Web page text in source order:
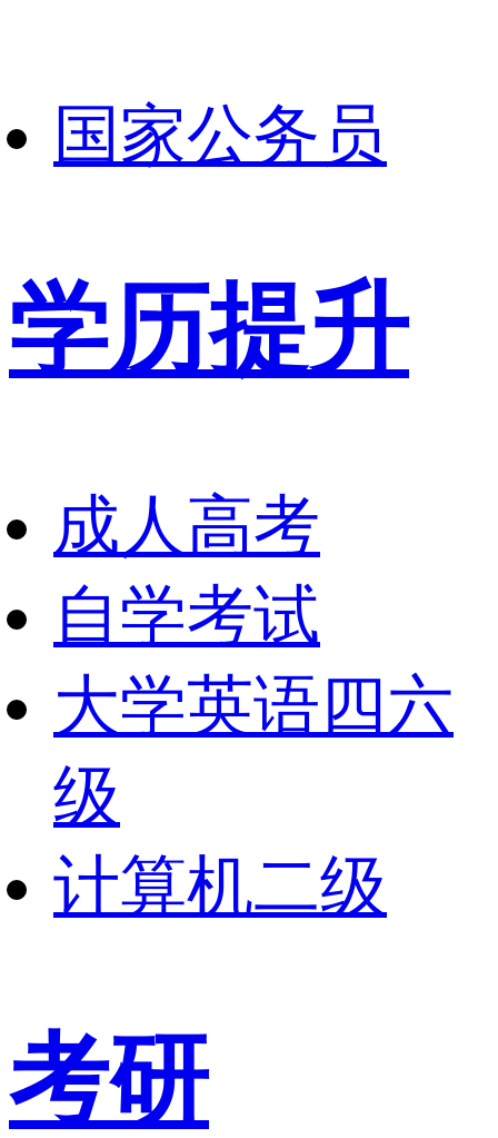
国家公务员
学历提升
成人高考
自学考试
大学英语四六
级
计算机二级
考研